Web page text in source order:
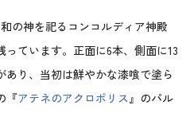
の神を祀るコンコルディア神殿
ています。正面に6本、側面に13
り、当初は鮮やかな漆喰で塗ら
『アテネのアクロポリス』のパル